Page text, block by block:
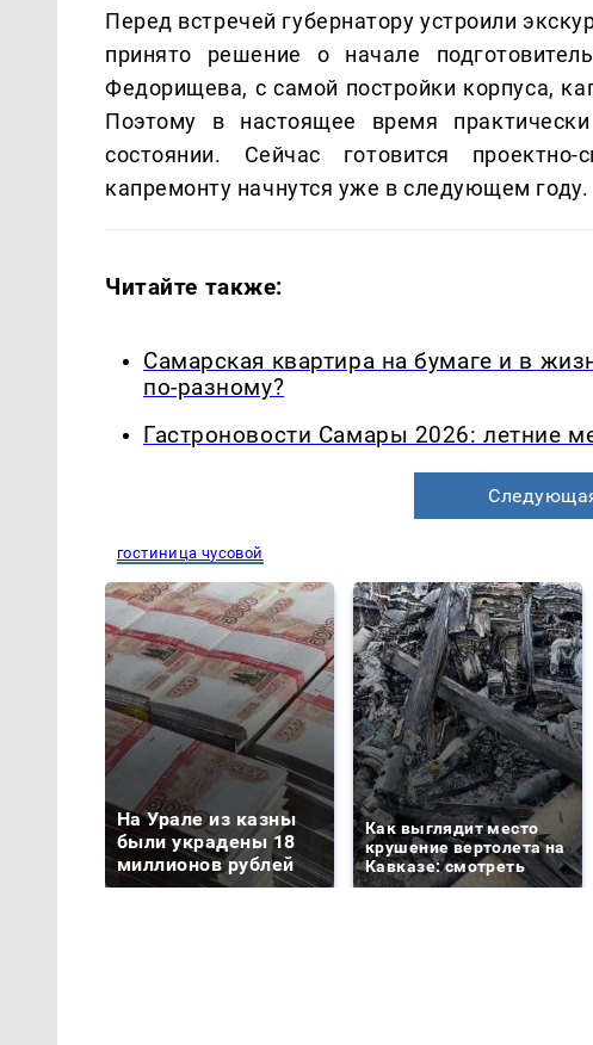
Перед встречей губернатору устроили
принято решение о начале
Федорищева, с самой постройки корпуса,
Поэтому в настоящее время
состоянии. Сейчас готовится
капремонту начнутся уже в следующем году.
Читайте также:
Самарская квартира на бумаге и в
по-разному?
Гастроновости Самары 2026: летние
гостиница чусовой
На Урале из казны
были украдены 18
миллионов рублей
Как выглядит место
крушение вертолета на
Кавказе: смотреть